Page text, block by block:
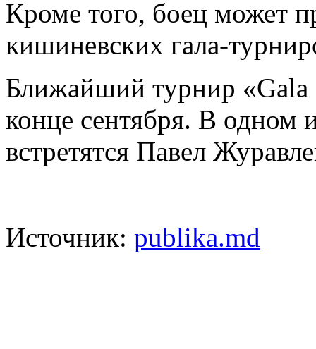
Кроме того, боец может
кишиневских гала-
Ближайший турнир
конце сентября. В одном
встретятся Павел
Источник: publika.md